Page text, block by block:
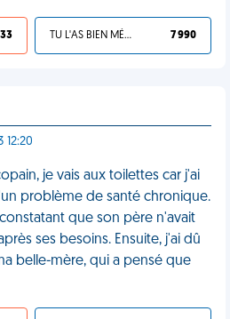
TU L'AS BIEN MÉRITÉ 7 990
je vais aux toilettes car j'ai
problème de santé chronique.
que son père n'avait
ses besoins. Ensuite, j'ai dû
belle-mère, qui a pensé que